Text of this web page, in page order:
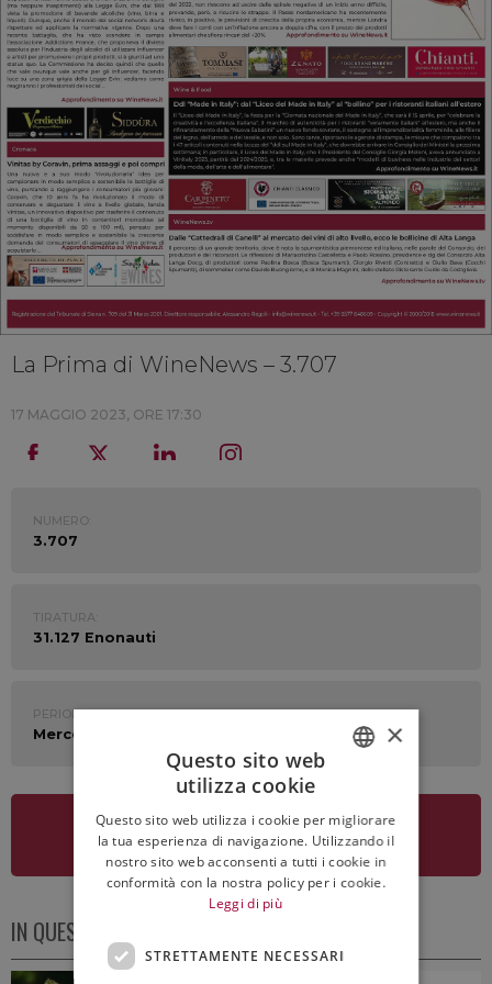
La Prima di WineNews – 3.707
17 MAGGIO 2023, ORE 17:30
NUMERO:
3.707
TIRATURA:
31.127 Enonauti
PERIODO:
Mercoledì 17 Maggio
VEDI LA NEWSLETTER
IN QUESTO NUMERO
ENGLISH
×
Questo sito web
utilizza cookie
Questo sito web utilizza i cookie per migliorare
la tua esperienza di navigazione. Utilizzando il
nostro sito web acconsenti a tutti i cookie in
conformità con la nostra policy per i cookie.
Leggi di più
STRETTAMENTE NECESSARI